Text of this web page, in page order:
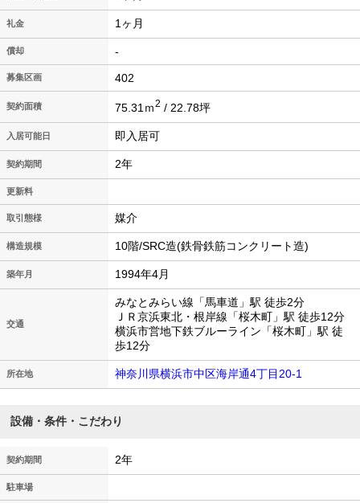
礼金 1ヶ月
償却 -
募集区画 402
契約面積 75.31ｍ2 / 22.78坪
入居可能日 即入居可
契約期間 2年
更新料
取引態様 媒介
構造規模 10階/SRC造(鉄骨鉄筋コンクリート造)
築年月 1994年4月
交通
みなとみらい線「馬車道」駅 徒歩2分
ＪＲ京浜東北・根岸線「桜木町」駅 徒歩12分
横浜市営地下鉄ブルーライン「桜木町」駅 徒
歩12分
所在地 神奈川県横浜市中区海岸通4丁目20-1
設備・条件・こだわり
契約期間 2年
駐車場